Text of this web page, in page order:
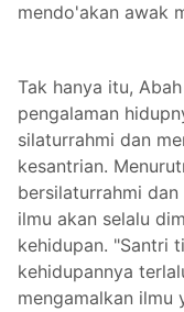
mendo'akan awak
Tak hanya itu,
pengalaman
silaturrahmi dan
kesantrian.
bersilaturrahmi
ilmu akan selalu
kehidupan. "Santri
kehidupannya
mengamalkan ilmu